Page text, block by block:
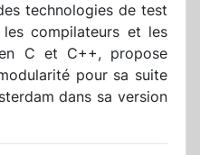
technologies de test
compilateurs et les
C et C++, propose
pour sa suite
dans sa version